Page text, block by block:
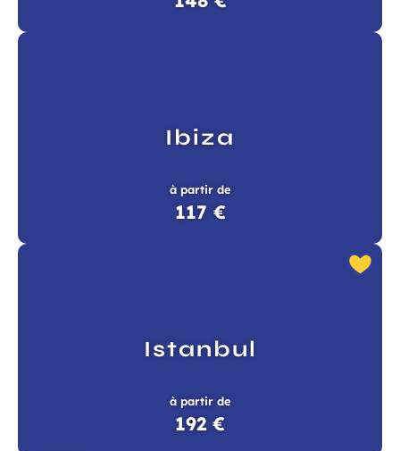
Ibiza
à partir de
117 €
Istanbul
à partir de
192 €